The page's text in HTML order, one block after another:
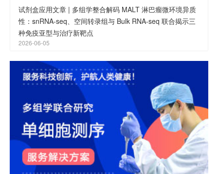
试剂盒应用文章 | 多组学整合解码 MALT 淋巴瘤微环境异质
性：snRNA-seq、空间转录组与 Bulk RNA-seq 联合揭示三
种免疫亚型与治疗新靶点
2026-06-05